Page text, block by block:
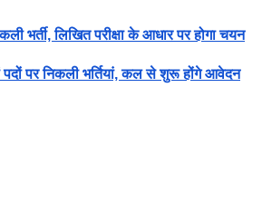
लिखित परीक्षा के आधार पर होगा चयन
पर निकली भर्तियां, कल से शुरू होंगे आवेदन